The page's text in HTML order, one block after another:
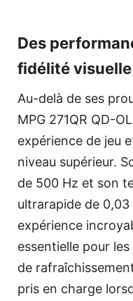
Des
fidélité
Au-delà de ses
MPG 271QR QD-
expérience de jeu
niveau supérieur.
de 500 Hz et son
ultrarapide de
expérience
essentielle pour
de
pris en charge